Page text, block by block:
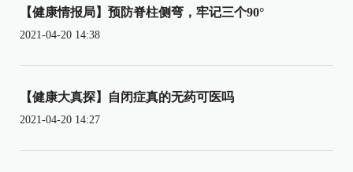
【健康情报局】预防脊柱侧弯，牢记三个90°
2021-04-20 14:38
【健康大真探】自闭症真的无药可医吗
2021-04-20 14:27